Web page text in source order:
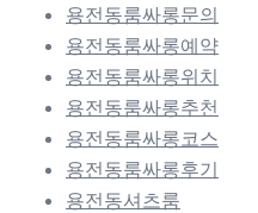
용전동룸싸롱문의
용전동룸싸롱예약
용전동룸싸롱위치
용전동룸싸롱추천
용전동룸싸롱코스
용전동룸싸롱후기
용전동셔츠룸